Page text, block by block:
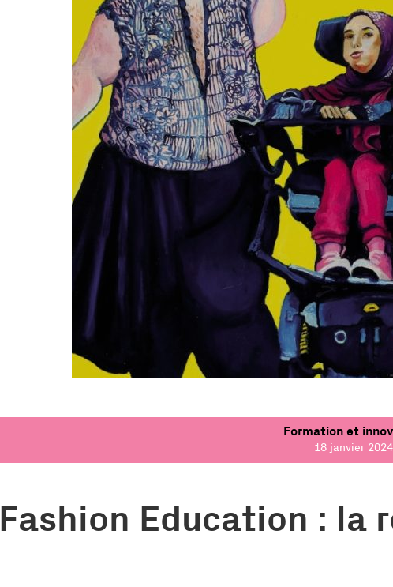
Formation et
18 janvier 2024
Fashion Education : la